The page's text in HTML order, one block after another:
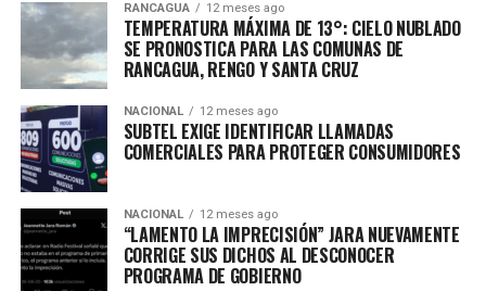
RANCAGUA 12 meses ago
TEMPERATURA MÁXIMA DE 13°: CIELO NUBLADO
SE PRONOSTICA PARA LAS COMUNAS DE
RANCAGUA, RENGO Y SANTA CRUZ
NACIONAL 12 meses ago
SUBTEL EXIGE IDENTIFICAR LLAMADAS
COMERCIALES PARA PROTEGER CONSUMIDORES
NACIONAL 12 meses ago
“LAMENTO LA IMPRECISIÓN” JARA NUEVAMENTE
CORRIGE SUS DICHOS AL DESCONOCER
PROGRAMA DE GOBIERNO